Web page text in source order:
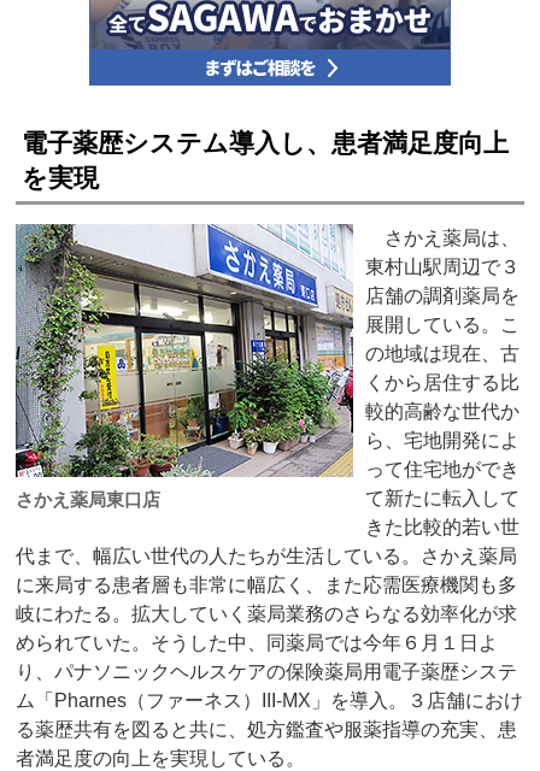
電子薬歴システム導入し、患者満足度向上
を実現
さかえ薬局東口店
さかえ薬局は、
東村山駅周辺で３
店舗の調剤薬局を
展開している。こ
の地域は現在、古
くから居住する比
較的高齢な世代か
ら、宅地開発によ
って住宅地ができ
て新たに転入して
きた比較的若い世
代まで、幅広い世代の人たちが生活している。さかえ薬局
に来局する患者層も非常に幅広く、また応需医療機関も多
岐にわたる。拡大していく薬局業務のさらなる効率化が求
められていた。そうした中、同薬局では今年６月１日よ
り、パナソニックヘルスケアの保険薬局用電子薬歴システ
ム「Pharnes（ファーネス）III-MX」を導入。３店舗におけ
る薬歴共有を図ると共に、処方鑑査や服薬指導の充実、患
者満足度の向上を実現している。